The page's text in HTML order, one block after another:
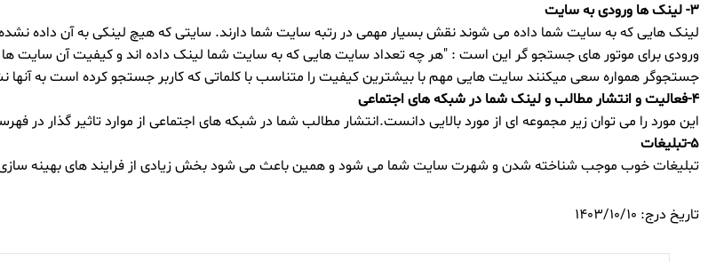
۳- لینک ها ورودی به سایت
لینک هایی که به سایت شما داده می شوند نقش بسیار مهمی در رتبه سایت شما دارند. سایتی که هیچ لینکی به آن داده
ورودی برای موتور های جستجو گر این است : "هر چه تعداد سایت هایی که به سایت شما لینک داده اند و کیفیت آن سایت
جستجوگر همواره سعی میکنند سایت هایی مهم با بیشترین کیفیت را متناسب با کلماتی که کاربر جستجو کرده است به آنها
۴-فعالیت و انتشار مطالب و لینک شما در شبکه های اجتماعی
این مورد را می توان زیر مجموعه ای از مورد بالایی دانست.انتشار مطالب شما در شبکه های اجتماعی از موارد تاثیر گذار
۵-تبلیغات
تبلیغات خوب موجب شناخته شدن و شهرت سایت شما می شود و همین باعث می شود بخش زیادی از فرایند های بهینه سازی
تاریخ درج: 1403/10/10